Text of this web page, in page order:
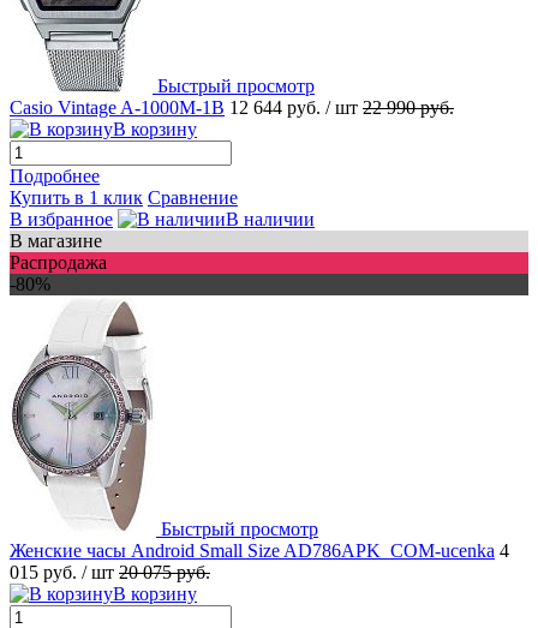
Быстрый просмотр
Casio Vintage A-1000M-1B 12 644 руб. / шт 22 990 руб.
В корзину
Подробнее
Купить в 1 клик Сравнение
В избранное
В наличии
В магазине
Распродажа
-80%
Быстрый просмотр
Женские часы Android Small Size AD786APK_COM-ucenka 4
015 руб. / шт 20 075 руб.
В корзину